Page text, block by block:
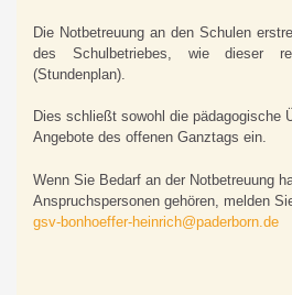
Die Notbetreuung an den Schulen
des Schulbetriebes, wie dieser
(Stundenplan).
Dies schließt sowohl die pädagogische
Angebote des offenen Ganztags ein.
Wenn Sie Bedarf an der Notbetreuung
Anspruchspersonen gehören, melden
gsv-bonhoeffer-heinrich@paderborn.de